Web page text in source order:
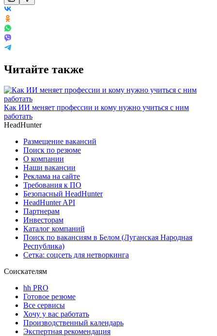
Читайте также
Как ИИ меняет профессии и кому нужно учиться с ним
работать
HeadHunter
Размещение вакансий
Поиск по резюме
О компании
Наши вакансии
Реклама на сайте
Требования к ПО
Безопасный HeadHunter
HeadHunter API
Партнерам
Инвесторам
Каталог компаний
Поиск по вакансиям в Белом (Луганская Народная
Республика)
Сетка: соцсеть для нетворкинга
Соискателям
hh PRO
Готовое резюме
Все сервисы
Хочу у вас работать
Производственный календарь
Экспертная рекомендация